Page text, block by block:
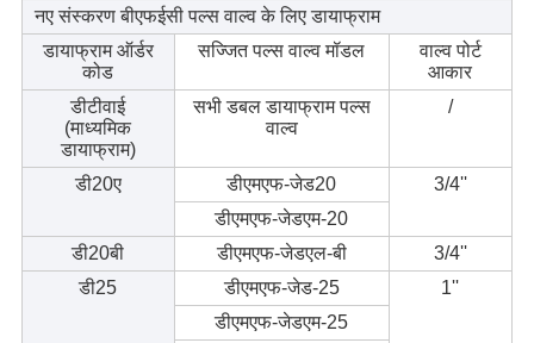
नए संस्करण बीएफईसी पल्स वाल्व के लिए डायाफ्राम
डायाफ्राम ऑर्डर
कोड
सज्जित पल्स वाल्व मॉडल
वाल्व पोर्ट
आकार
डीटीवाई
(माध्यमिक
डायाफ्राम)
सभी डबल डायाफ्राम पल्स
वाल्व
/
डी20ए डीएमएफ-जेड20
3/4''
डीएमएफ-जेडएम-20
डी20बी
डीएमएफ-जेडएल-बी
3/4''
डी25
डीएमएफ-जेड-25
1''
डीएमएफ-जेडएम-25